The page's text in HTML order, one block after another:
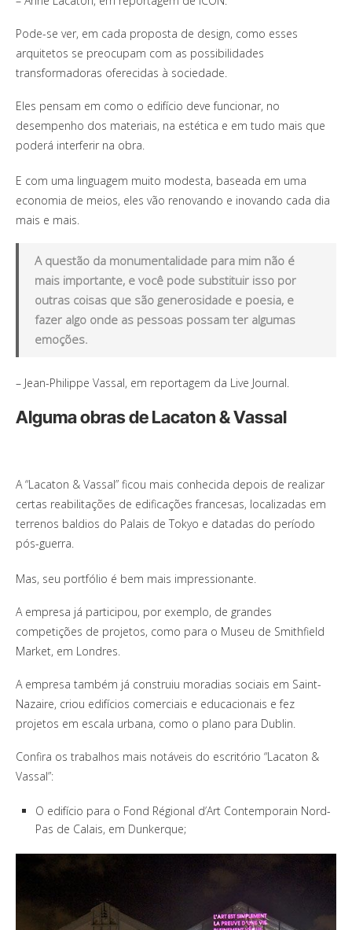
Pode-se ver, em cada proposta de design, como esses
arquitetos se preocupam com as possibilidades
transformadoras oferecidas à sociedade.
Eles pensam em como o edifício deve funcionar, no
desempenho dos materiais, na estética e em tudo mais que
poderá interferir na obra.
E com uma linguagem muito modesta, baseada em uma
economia de meios, eles vão renovando e inovando cada dia
mais e mais.
A questão da monumentalidade para mim não é
mais importante, e você pode substituir isso por
outras coisas que são generosidade e poesia, e
fazer algo onde as pessoas possam ter algumas
emoções.
– Jean-Philippe Vassal, em reportagem da Live Journal.
Alguma obras de Lacaton & Vassal
A “Lacaton & Vassal” ficou mais conhecida depois de realizar
certas reabilitações de edificações francesas, localizadas em
terrenos baldios do Palais de Tokyo e datadas do período
pós-guerra.
Mas, seu portfólio é bem mais impressionante.
A empresa já participou, por exemplo, de grandes
competições de projetos, como para o Museu de Smithfield
Market, em Londres.
A empresa também já construiu moradias sociais em Saint-
Nazaire, criou edifícios comerciais e educacionais e fez
projetos em escala urbana, como o plano para Dublin.
Confira os trabalhos mais notáveis do escritório “Lacaton &
Vassal”:
O edifício para o Fond Régional d’Art Contemporain Nord-
Pas de Calais, em Dunkerque;